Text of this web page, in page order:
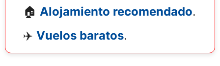
🏠 Alojamiento recomendado.
✈️ Vuelos baratos.